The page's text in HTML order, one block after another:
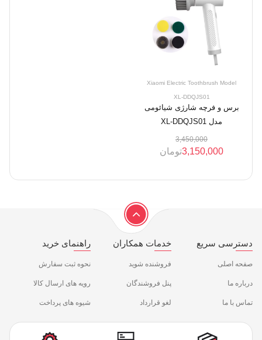
Xiaomi Electric Toothbrush Model
XL-DDQJS01
برس و فرچه شارژی شیائومی
مدل XL-DDQJS01
3,450,000
3,150,000تومان
دسترسی سریع
صفحه اصلی
درباره ما
تماس با ما
خدمات همکاران
فروشنده شوید
پنل فروشندگان
لغو قرارداد
راهنمای خرید
نحوه ثبت سفارش
رویه های ارسال کالا
شیوه های پرداخت